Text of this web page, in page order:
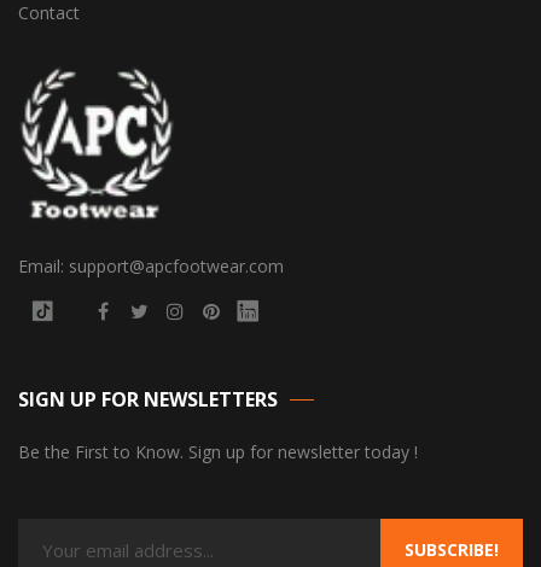
Contact
Email: support@apcfootwear.com
SIGN UP FOR NEWSLETTERS
Be the First to Know. Sign up for newsletter today !
SUBSCRIBE!